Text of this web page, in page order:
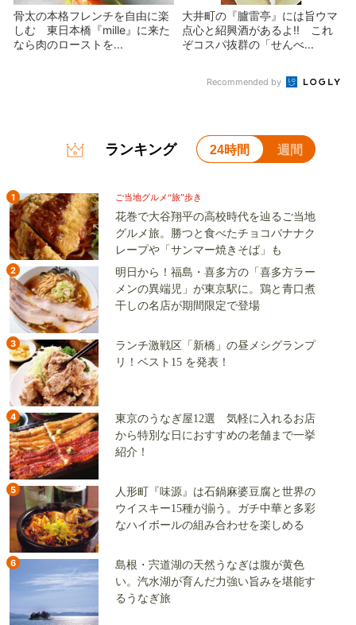
骨太の本格フレンチを自由に楽
しむ 東日本橋『mille』に来た
なら肉のローストを...
大井町の『臚雷亭』には旨ウマ
点心と紹興酒があるよ!! これ
ぞコスパ抜群の「せんべ...
Recommended by
ランキング 24時間 週間
1 ご当地グルメ“旅”歩き
花巻で大谷翔平の高校時代を辿るご当地
グルメ旅。勝つと食べたチョコバナナク
レープや「サンマー焼きそば」も
2
明日から！福島・喜多方の「喜多方ラー
メンの異端児」が東京駅に。鶏と青口煮
干しの名店が期間限定で登場
3
ランチ激戦区「新橋」の昼メシグランプ
リ！ベスト15 を発表！
4
東京のうなぎ屋12選 気軽に入れるお店
から特別な日におすすめの老舗まで一挙
紹介！
5
人形町『味源』は石鍋麻婆豆腐と世界の
ウイスキー15種が揃う。ガチ中華と多彩
なハイボールの組み合わせを楽しめる
6
島根・宍道湖の天然うなぎは腹が黄色
い。汽水湖が育んだ力強い旨みを堪能す
るうなぎ旅